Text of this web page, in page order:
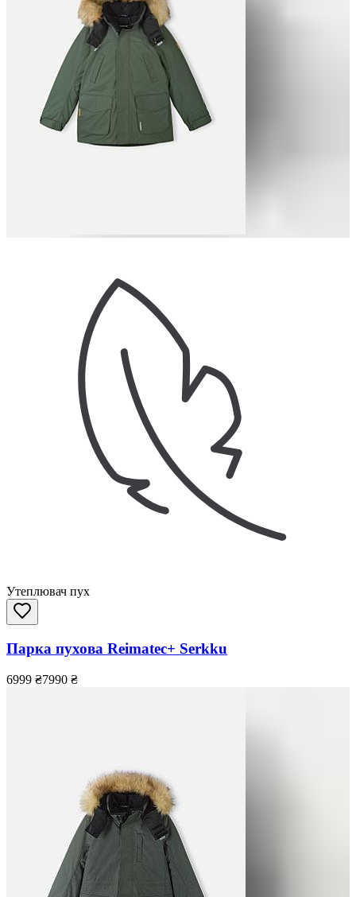
Утеплювач пух
Парка пухова Reimatec+ Serkku
6999 ₴7990 ₴